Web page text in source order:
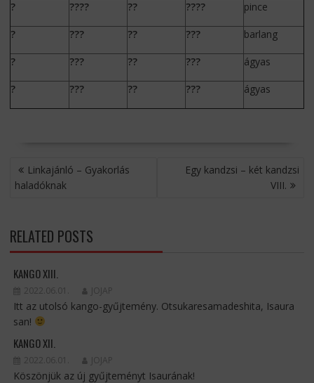
? ???? ?? ???? pince
? ??? ?? ??? barlang
? ??? ?? ??? ágyas
? ??? ?? ??? ágyas
BEJEGYZÉS
NAVIGÁCIÓ
Linkajánló – Gyakorlás
haladóknak
Egy kandzsi – két kandzsi
VIII.
RELATED POSTS
KANGO XIII.
2022.06.01. JOJAP
Itt az utolsó kango-gyűjtemény. Otsukaresamadeshita, Isaura
san!
KANGO XII.
2022.06.01. JOJAP
Köszönjük az új gyűjteményt Isaurának!